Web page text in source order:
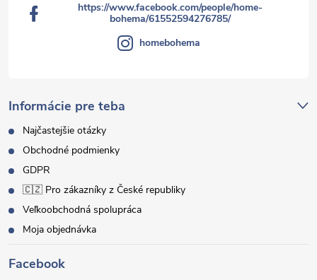
Informácie pre teba
Najčastejšie otázky
Obchodné podmienky
GDPR
🇨🇿 Pro zákazníky z České republiky
Veľkoobchodná spolupráca
Moja objednávka
https://www.facebook.com/people/home-
bohema/61552594276785/
homebohema
Facebook